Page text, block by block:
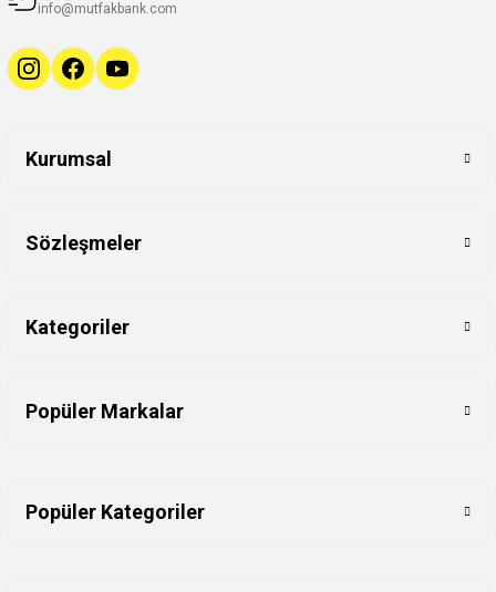
info@mutfakbank.com
Kurumsal
Sözleşmeler
Kategoriler
Popüler Markalar
Popüler Kategoriler